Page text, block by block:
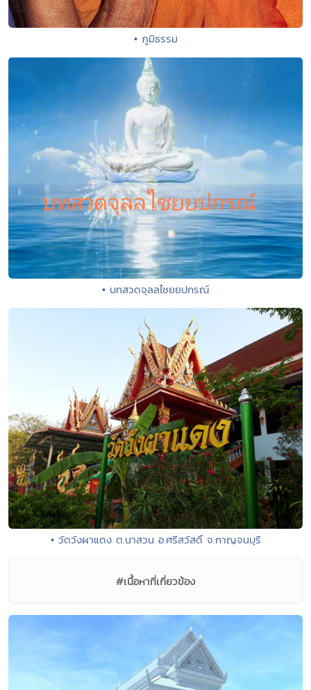
• ภูมิธรรม
• บทสวดจุลลไชยยปกรณ์
• วัดวังผาแดง ต.นาสวน อ.ศรีสวัสดิ์ จ.กาญจนบุรี
#เนื้อหาที่เกี่ยวข้อง